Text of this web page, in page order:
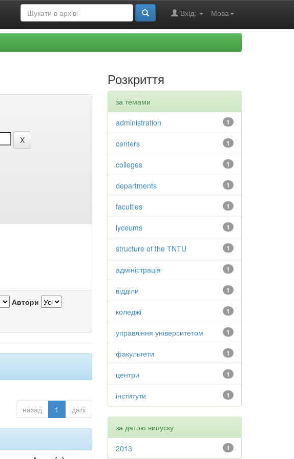
Мова
Вхід:
Автори
назад 1 далі
Розкриття
за темами
1
administration
1
centers
1
colleges
1
departments
1
faculties
1
lyceums
1
structure of the TNTU
1
адміністрація
1
відділи
1
коледжі
1
управління університетом
1
факультети
1
центри
1
інститути
за датою випуску
1
2013